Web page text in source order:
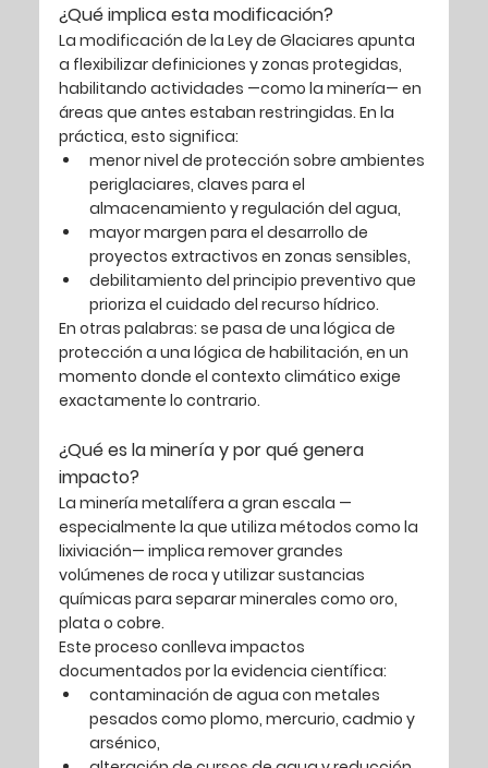
¿Qué implica esta modificación?
La modificación de la Ley de Glaciares apunta
a flexibilizar definiciones y zonas protegidas,
habilitando actividades —como la minería— en
áreas que antes estaban restringidas. En la
práctica, esto significa:
menor nivel de protección sobre ambientes
periglaciares, claves para el
almacenamiento y regulación del agua,
mayor margen para el desarrollo de
proyectos extractivos en zonas sensibles,
debilitamiento del principio preventivo que
prioriza el cuidado del recurso hídrico.
En otras palabras: se pasa de una lógica de
protección a una lógica de habilitación, en un
momento donde el contexto climático exige
exactamente lo contrario.
¿Qué es la minería y por qué genera
impacto?
La minería metalífera a gran escala —
especialmente la que utiliza métodos como la
lixiviación— implica remover grandes
volúmenes de roca y utilizar sustancias
químicas para separar minerales como oro,
plata o cobre.
Este proceso conlleva impactos
documentados por la evidencia científica:
contaminación de agua con metales
pesados como plomo, mercurio, cadmio y
arsénico,